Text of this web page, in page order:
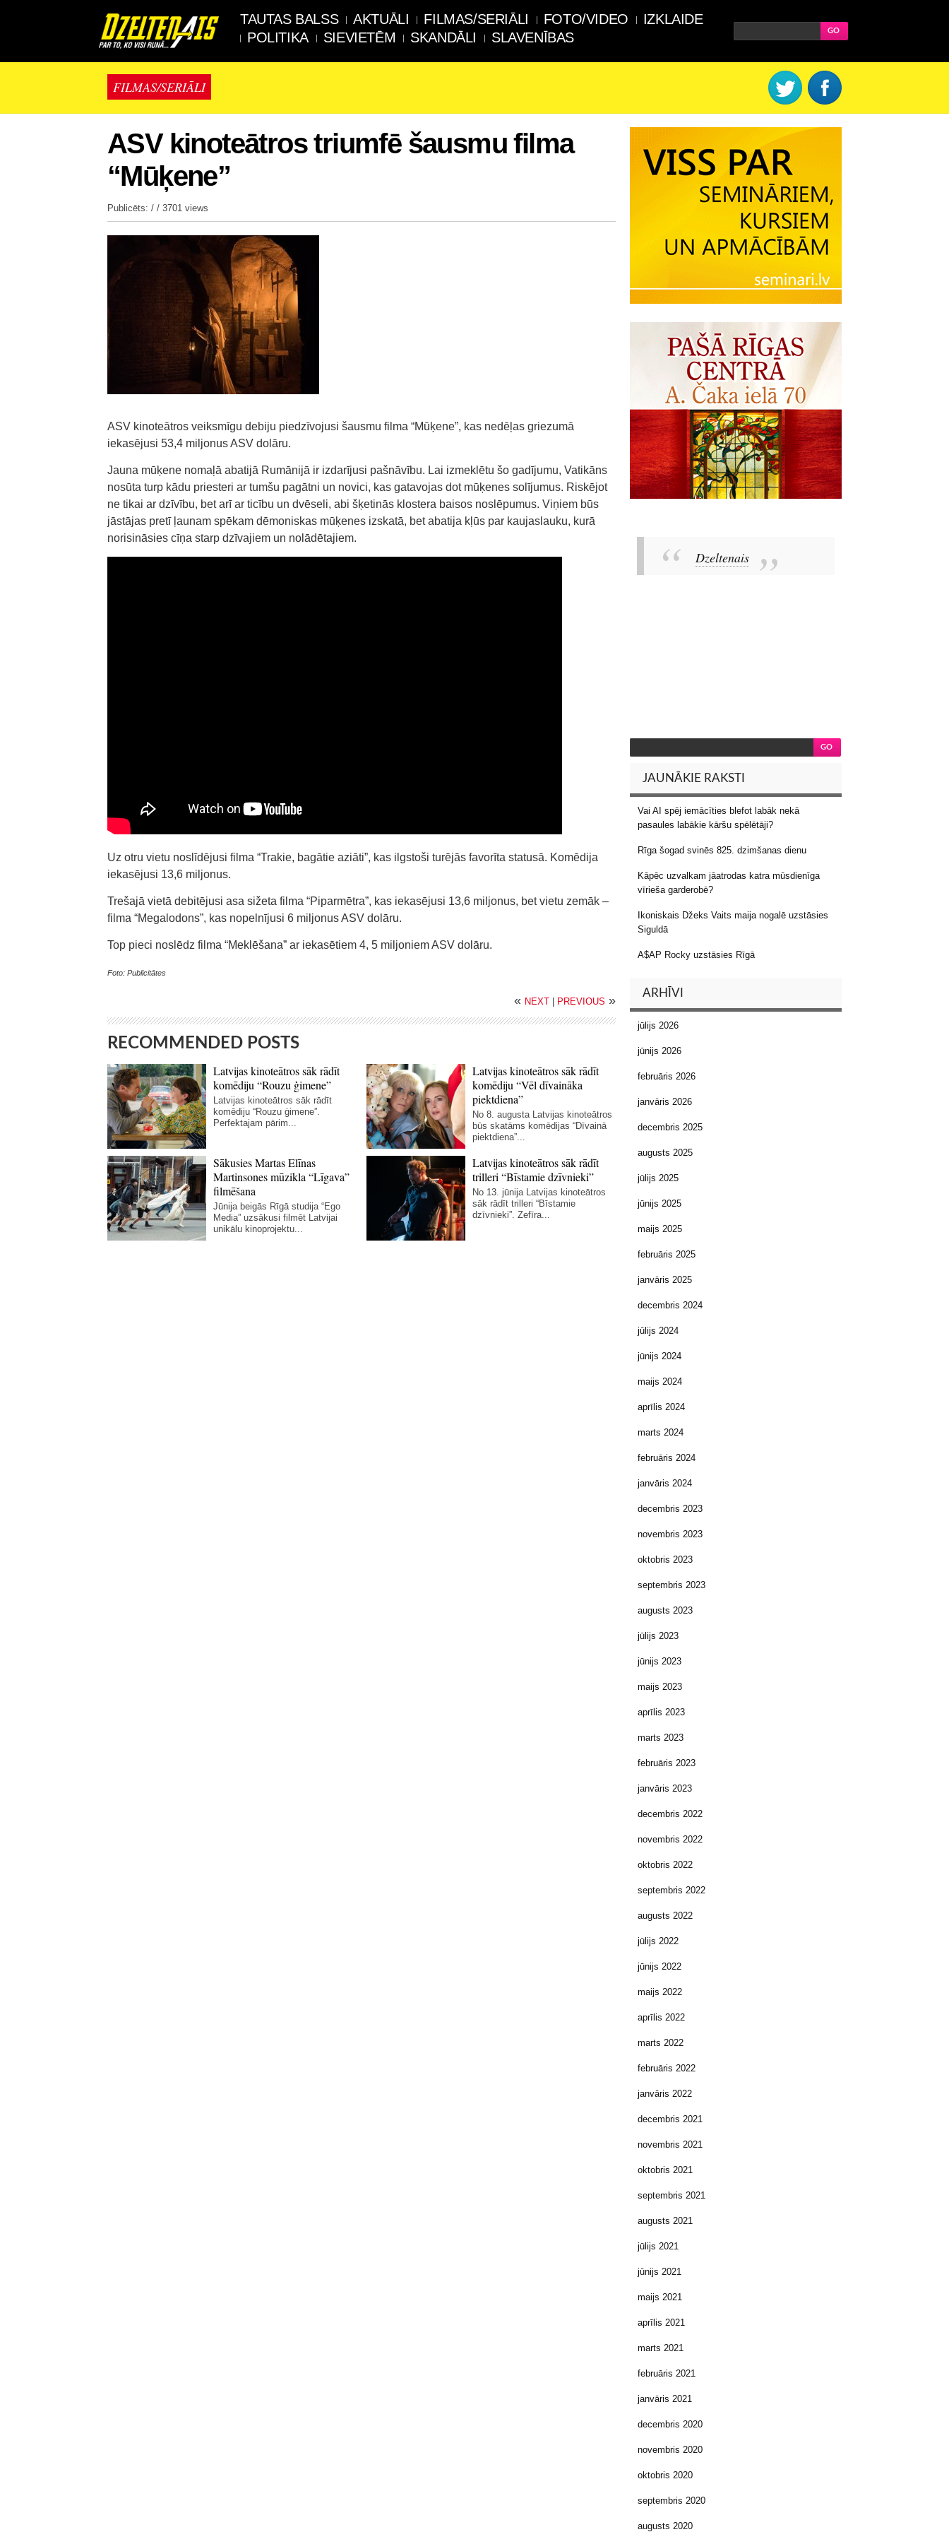
TAUTAS BALSS AKTUĀLI FILMAS/SERIĀLI FOTO/VIDEO
IZKLAIDE
POLITIKA
SIEVIETĒM SKANDĀLI SLAVENĪBAS
FILMAS/SERIĀLI
ASV kinoteātros triumfē šausmu filma
“Mūķene”
Publicēts: / / 3701 views
ASV kinoteātros veiksmīgu debiju piedzīvojusi šausmu filma “Mūķene”, kas nedēļas griezumā
iekasējusi 53,4 miljonus ASV dolāru.
Jauna mūķene nomaļā abatijā Rumānijā ir izdarījusi pašnāvību. Lai izmeklētu šo gadījumu, Vatikāns
nosūta turp kādu priesteri ar tumšu pagātni un novici, kas gatavojas dot mūķenes solījumus. Riskējot
ne tikai ar dzīvību, bet arī ar ticību un dvēseli, abi šķetinās klostera baisos noslēpumus. Viņiem būs
jāstājas pretī ļaunam spēkam dēmoniskas mūķenes izskatā, bet abatija kļūs par kaujaslauku, kurā
norisināsies cīņa starp dzīvajiem un nolādētajiem.
Uz otru vietu noslīdējusi filma “Trakie, bagātie aziāti”, kas ilgstoši turējās favorīta statusā. Komēdija
iekasējusi 13,6 miljonus.
Trešajā vietā debitējusi asa sižeta filma “Piparmētra”, kas iekasējusi 13,6 miljonus, bet vietu zemāk –
filma “Megalodons”, kas nopelnījusi 6 miljonus ASV dolāru.
Top pieci noslēdz filma “Meklēšana” ar iekasētiem 4, 5 miljoniem ASV dolāru.
Foto: Publicitātes
« NEXT PREVIOUS »
RECOMMENDED POSTS
Latvijas kinoteātros sāk rādīt
komēdiju “Rouzu ģimene”
Latvijas kinoteātros sāk rādīt
komēdiju “Rouzu ģimene”.
Perfektajam pārim...
Latvijas kinoteātros sāk rādīt
komēdiju “Vēl dīvaināka
piektdiena”
No 8. augusta Latvijas kinoteātros
būs skatāms komēdijas “Dīvainā
piektdiena”...
Sākusies Martas Elīnas
Martinsones mūzikla “Līgava”
filmēšana
Jūnija beigās Rīgā studija “Ego
Media” uzsākusi filmēt Latvijai
unikālu kinoprojektu...
Latvijas kinoteātros sāk rādīt
trilleri “Bīstamie dzīvnieki”
No 13. jūnija Latvijas kinoteātros
sāk rādīt trilleri “Bīstamie
dzīvnieki”. Zefīra...
Dzeltenais
JAUNĀKIE RAKSTI
Vai AI spēj iemācīties blefot labāk nekā
pasaules labākie kāršu spēlētāji?
Rīga šogad svinēs 825. dzimšanas dienu
Kāpēc uzvalkam jāatrodas katra mūsdienīga
vīrieša garderobē?
Ikoniskais Džeks Vaits maija nogalē uzstāsies
Siguldā
A$AP Rocky uzstāsies Rīgā
ARHĪVI
jūlijs 2026
jūnijs 2026
februāris 2026
janvāris 2026
decembris 2025
augusts 2025
jūlijs 2025
jūnijs 2025
maijs 2025
februāris 2025
janvāris 2025
decembris 2024
jūlijs 2024
jūnijs 2024
maijs 2024
aprīlis 2024
marts 2024
februāris 2024
janvāris 2024
decembris 2023
novembris 2023
oktobris 2023
septembris 2023
augusts 2023
jūlijs 2023
jūnijs 2023
maijs 2023
aprīlis 2023
marts 2023
februāris 2023
janvāris 2023
decembris 2022
novembris 2022
oktobris 2022
septembris 2022
augusts 2022
jūlijs 2022
jūnijs 2022
maijs 2022
aprīlis 2022
marts 2022
februāris 2022
janvāris 2022
decembris 2021
novembris 2021
oktobris 2021
septembris 2021
augusts 2021
jūlijs 2021
jūnijs 2021
maijs 2021
aprīlis 2021
marts 2021
februāris 2021
janvāris 2021
decembris 2020
novembris 2020
oktobris 2020
septembris 2020
augusts 2020